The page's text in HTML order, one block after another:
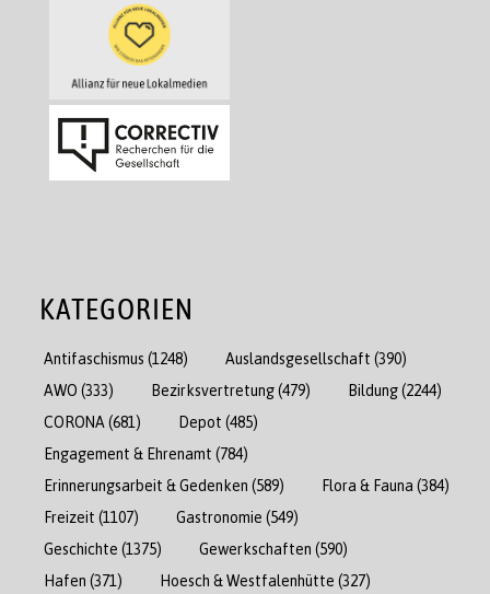
KATEGORIEN
Antifaschismus (1248) Auslandsgesellschaft (390)
AWO (333) Bezirksvertretung(479) Bildung(2244)
CORONA (681) Depot (485)
Engagement & Ehrenamt (784)
Erinnerungsarbeit & Gedenken (589) Flora & Fauna (384)
Freizeit (1107) Gastronomie (549)
Geschichte (1375) Gewerkschaften (590)
Hafen (371) Hoesch & Westfalenhütte (327)